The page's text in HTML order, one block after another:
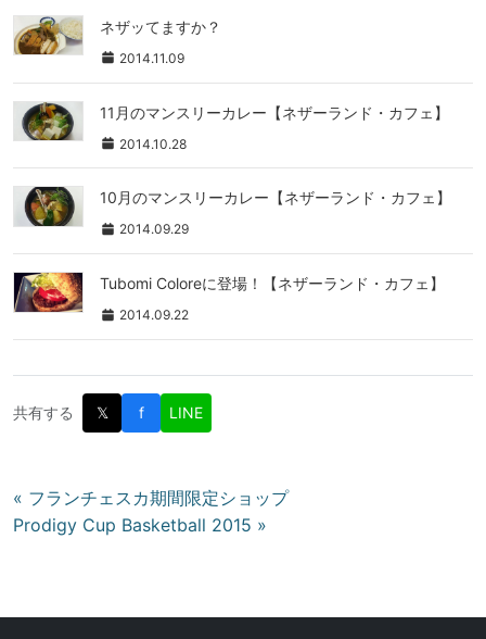
ネザッてますか？
2014.11.09
11月のマンスリーカレー【ネザーランド・カフェ】
2014.10.28
10月のマンスリーカレー【ネザーランド・カフェ】
2014.09.29
Tubomi Coloreに登場！【ネザーランド・カフェ】
2014.09.22
共有する 𝕏 f LINE
投
稿
« フランチェスカ期間限定ショップ
Prodigy Cup Basketball 2015 »